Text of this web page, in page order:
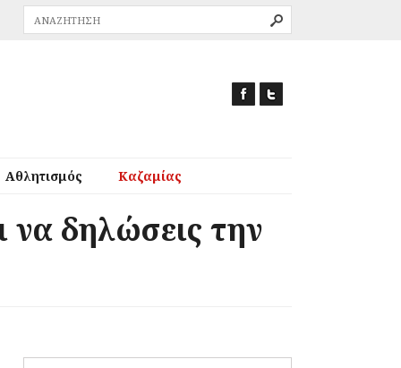
Αθλητισμός Καζαμίας
να δηλώσεις την